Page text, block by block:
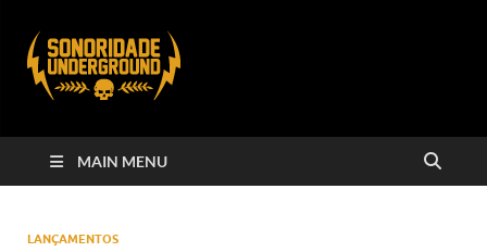
MAIN MENU
LANÇAMENTOS